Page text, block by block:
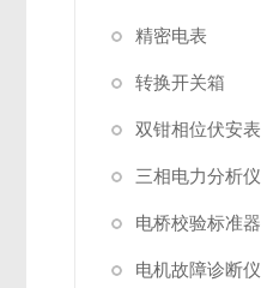
精密电表
转换开关箱
双钳相位伏安表
三相电力分析仪
电桥校验标准器
电机故障诊断仪